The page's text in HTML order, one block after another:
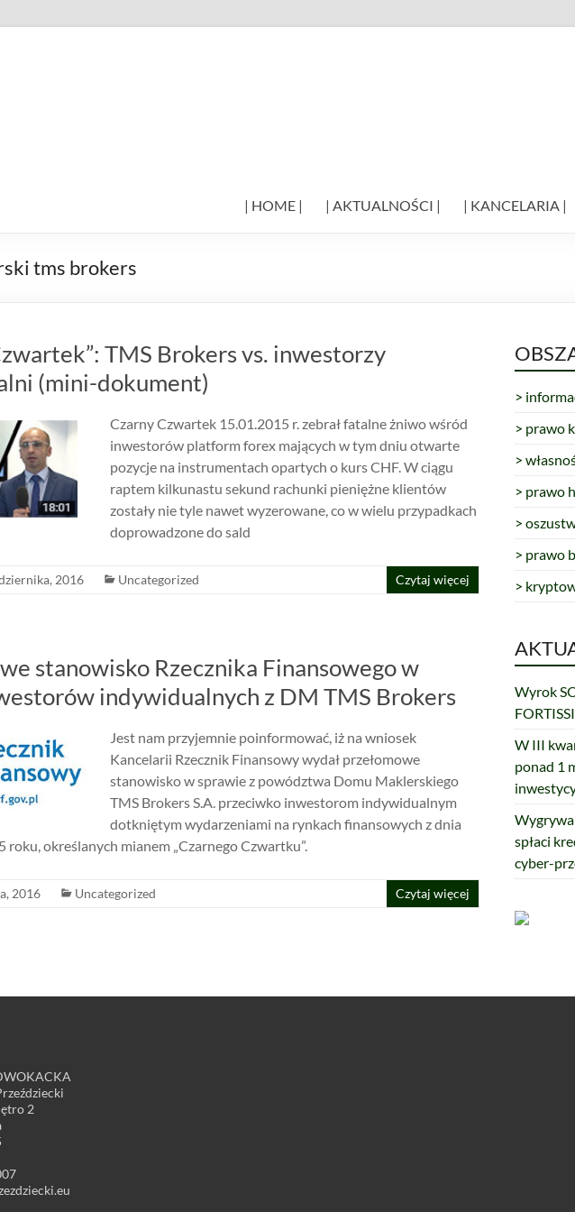
| HOME | | AKTUALNOŚCI | | KANCELARIA |
tms brokers
TMS Brokers vs. inwestorzy
(mini-dokument)
Czarny Czwartek 15.01.2015 r. zebrał fatalne żniwo wśród
inwestorów platform forex mających w tym dniu otwarte
pozycje na instrumentach opartych o kurs CHF. W ciągu
raptem kilkunastu sekund rachunki pieniężne klientów
zostały nie tyle nawet wyzerowane, co w wielu przypadkach
doprowadzone do sald
2016 Uncategorized Czytaj więcej
stanowisko Rzecznika Finansowego w
indywidualnych z DM TMS Brokers
Jest nam przyjemnie poinformować, iż na wniosek
Kancelarii Rzecznik Finansowy wydał przełomowe
stanowisko w sprawie z powództwa Domu Maklerskiego
TMS Brokers S.A. przeciwko inwestorom indywidualnym
dotkniętym wydarzeniami na rynkach finansowych z dnia
roku, określanych mianem „Czarnego Czwartku”.
2016 Uncategorized Czytaj więcej
>
> prawo
>
> prawo
>
> prawo
>
Wyrok
W III
ponad 1
spłaci
cyber-
2